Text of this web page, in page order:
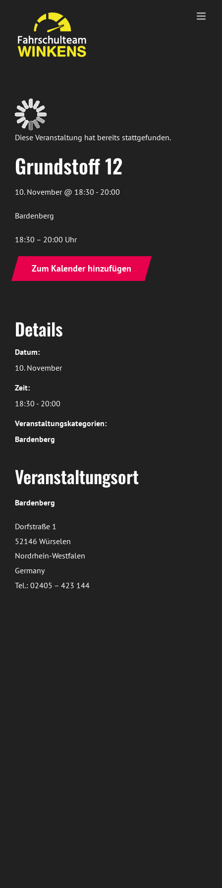
springen
Diese Veranstaltung hat bereits stattgefunden.
Grundstoff 12
10. November @ 18:30 - 20:00
Bardenberg
18:30 – 20:00 Uhr
Zum Kalender hinzufügen
Details
Datum:
10. November
Zeit:
18:30 - 20:00
Veranstaltungskategorien:
Bardenberg
Veranstaltungsort
Bardenberg
Dorfstraße 1
52146 Würselen
Nordrhein-Westfalen
Germany
Tel.: 02405 – 423 144